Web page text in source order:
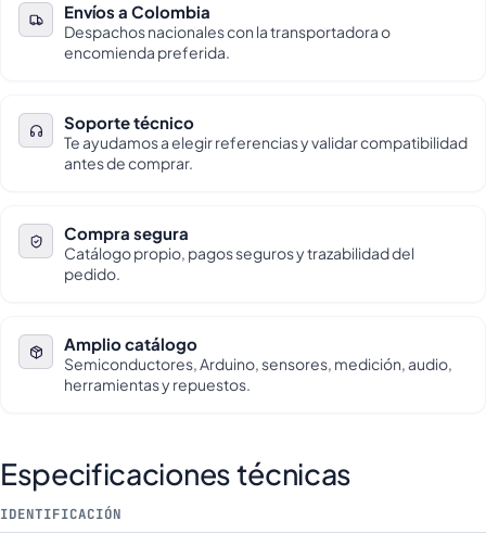
Envíos a Colombia
Despachos nacionales con la transportadora o
encomienda preferida.
Soporte técnico
Te ayudamos a elegir referencias y validar compatibilidad
antes de comprar.
Compra segura
Catálogo propio, pagos seguros y trazabilidad del
pedido.
Amplio catálogo
Semiconductores, Arduino, sensores, medición, audio,
herramientas y repuestos.
Especificaciones técnicas
IDENTIFICACIÓN